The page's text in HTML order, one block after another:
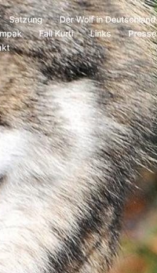
Satzung Der Wolf in Deutschland
Fall Kurti Links Presse